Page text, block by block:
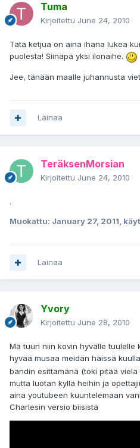
Tuma
Kirjoitettu June 24, 2010
Tätä ketjua on aina ihana lukea
puolesta! Siinäpä yksi ilonaihe.
Jee, tänään maalle juhannusta
Lainaa
TeräksenMorsian
Kirjoitettu June 24, 2010
.
Muokattu: January 27, 2011,
Lainaa
Yvory
Kirjoitettu June 28, 2010
Mä tuun niin kovin hyvälle tuulelle
hyvää musaa meidän häissä
bändin esittämänä (toki pitää
mutta luotan kyllä heihin ja
aina youtubeen kuuntelemaan
Charlesin versio biisistä